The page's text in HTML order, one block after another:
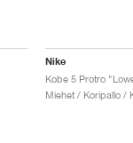
Nike
Miehet / Koripallo /